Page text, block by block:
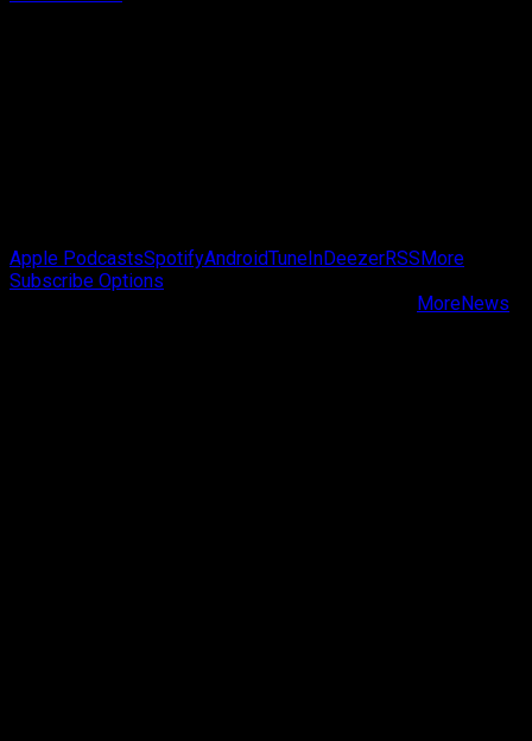
Apple PodcastsSpotifyAndroidTuneInDeezerRSSMore
Subscribe Options
MoreNews